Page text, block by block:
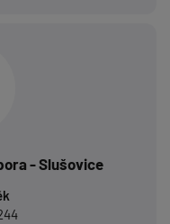
- Slušovice